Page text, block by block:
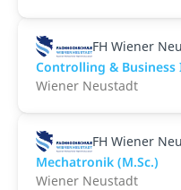
FH Wiener
Controlling & Business
Wiener Neustadt
FH Wiener
Mechatronik (M.Sc.)
Wiener Neustadt